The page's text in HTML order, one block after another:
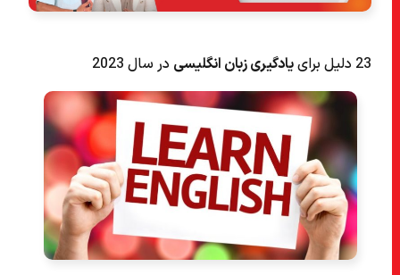
۸۷) . مغز شما به خاطر آن از شما تشکر خواهد کرد.
۱۱۱۰) . یادگیری زبان به شما در کشف خود کمک می‌کند.
۱۲۱۱) . پذیرفتن اشتباهات برای شما خوب است.
۱۳۱۲) . یک زبان جدید ممکن است بلیط شما برای تغییر شغلی باشد که به
آن فکر می‌کردید.
23 دلیل برای یادگیری زبان انگلیسیدر سال 2023